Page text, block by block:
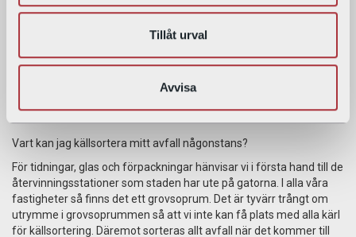
Tillåt urval
Avvisa
Strömmen har gått i delar av lägenheten, vad har hänt?
Troligtvis har det gått en säkring, kontrollera säkringarna i
så hjälper vi dig.
Vart kan jag källsortera mitt avfall någonstans?
För tidningar, glas och förpackningar hänvisar vi i första hand till de
återvinningsstationer som staden har ute på gatorna. I alla våra
fastigheter så finns det ett grovsoprum. Det är tyvärr trångt om
utrymme i grovsoprummen så att vi inte kan få plats med alla kärl
för källsortering. Däremot sorteras allt avfall när det kommer till